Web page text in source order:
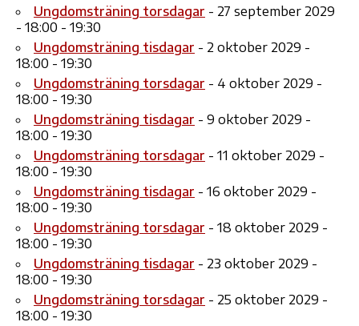
Ungdomsträning torsdagar - 27 september 2029
- 18:00 - 19:30
Ungdomsträning tisdagar - 2 oktober 2029 -
18:00 - 19:30
Ungdomsträning torsdagar - 4 oktober 2029 -
18:00 - 19:30
Ungdomsträning tisdagar - 9 oktober 2029 -
18:00 - 19:30
Ungdomsträning torsdagar - 11 oktober 2029 -
18:00 - 19:30
Ungdomsträning tisdagar - 16 oktober 2029 -
18:00 - 19:30
Ungdomsträning torsdagar - 18 oktober 2029 -
18:00 - 19:30
Ungdomsträning tisdagar - 23 oktober 2029 -
18:00 - 19:30
Ungdomsträning torsdagar - 25 oktober 2029 -
18:00 - 19:30